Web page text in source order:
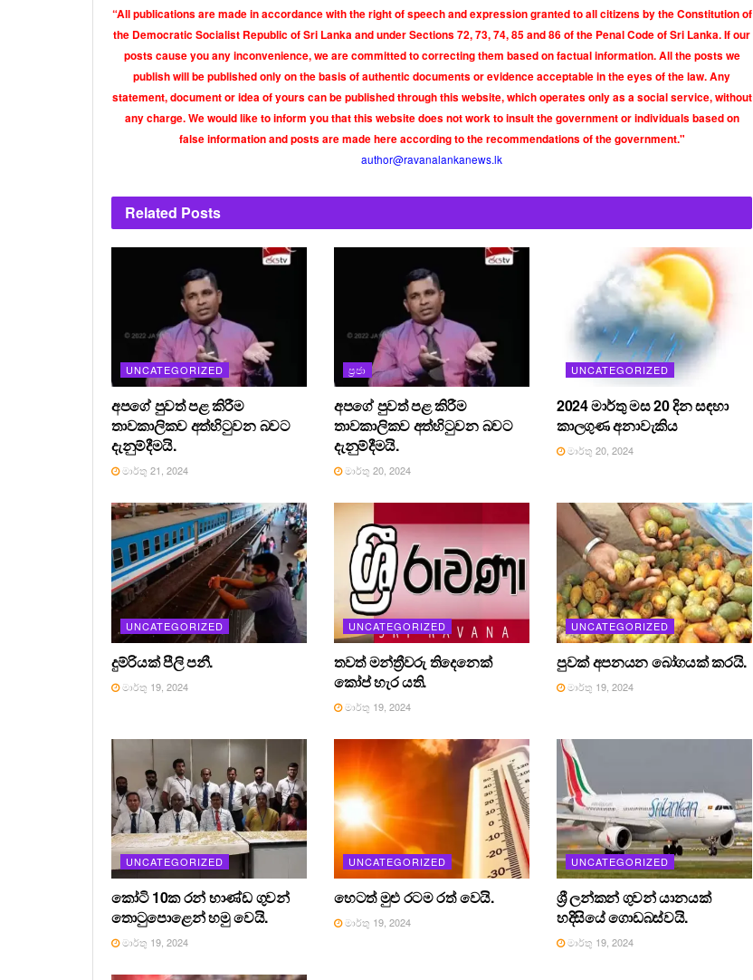
“All publications are made in accordance with the right of speech and expression granted to all citizens by the Constitution of
the Democratic Socialist Republic of Sri Lanka and under Sections 72, 73, 74, 85 and 86 of the Penal Code of Sri Lanka. If our
posts cause you any inconvenience, we are committed to correcting them based on factual information. All the posts we
publish will be published only on the basis of authentic documents or evidence acceptable in the eyes of the law. Any
statement, document or idea of yours can be published through this website, which operates only as a social service, without
any charge. We would like to inform you that this website does not work to insult the government or individuals based on
false information and posts are made here according to the recommendations of the government."
author@ravanalankanews.lk
Related Posts
UNCATEGORIZED
අපගේ පුවත් පළ කිරීම
තාවකාලිකව අත්හිටුවන බවට
දැනුම්දීමයි.
මාර්තු 21, 2024
ප්‍රජා
අපගේ පුවත් පළ කිරීම
තාවකාලිකව අත්හිටුවන බවට
දැනුම්දීමයි.
මාර්තු 20, 2024
UNCATEGORIZED
2024 මාර්තු මස 20 දින සඳහා
කාලගුණ අනාවැකිය
මාර්තු 20, 2024
UNCATEGORIZED
දුම්රියක් පීලි පනී.
මාර්තු 19, 2024
UNCATEGORIZED
තවත් මන්ත්‍රීවරු තිදෙනෙක්
කෝප් හැර යති.
මාර්තු 19, 2024
UNCATEGORIZED
පුවක් අපනයන බෝගයක් කරයි.
මාර්තු 19, 2024
UNCATEGORIZED
කෝටි 10ක රන් භාණ්ඩ ගුවන්
තොටුපොළෙන් හමු වෙයි.
මාර්තු 19, 2024
UNCATEGORIZED
හෙටත් මුළු රටම රත් වෙයි.
මාර්තු 19, 2024
UNCATEGORIZED
ශ්‍රී ලන්කන් ගුවන් යානයක්
හදිසියේ ගොඩබස්වයි.
මාර්තු 19, 2024